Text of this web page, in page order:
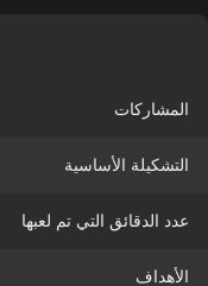
المشاركات
التشكيلة الأساسية
عدد الدقائق التي تم لعبها
الأهداف